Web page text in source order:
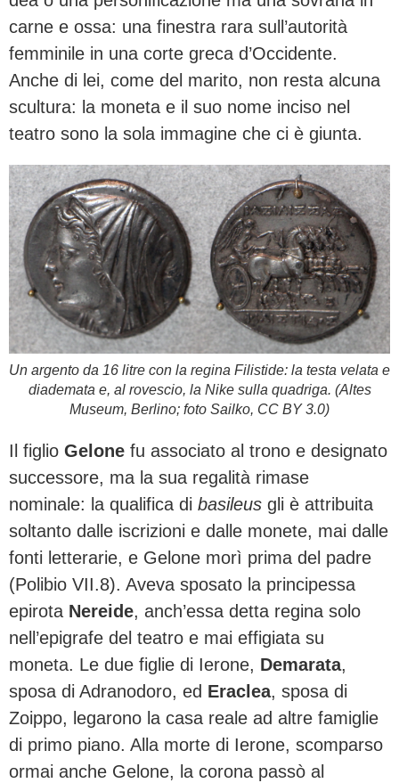
carne e ossa: una finestra rara sull’autorità
femminile in una corte greca d’Occidente.
Anche di lei, come del marito, non resta alcuna
scultura: la moneta e il suo nome inciso nel
teatro sono la sola immagine che ci è giunta.
Un argento da 16 litre con la regina Filistide: la testa velata e
diademata e, al rovescio, la Nike sulla quadriga. (Altes
Museum, Berlino; foto Sailko, CC BY 3.0)
Il figlio Gelone fu associato al trono e designato
successore, ma la sua regalità rimase
nominale: la qualifica di basileus gli è attribuita
soltanto dalle iscrizioni e dalle monete, mai dalle
fonti letterarie, e Gelone morì prima del padre
(Polibio VII.8). Aveva sposato la principessa
epirota Nereide, anch’essa detta regina solo
nell’epigrafe del teatro e mai effigiata su
moneta. Le due figlie di Ierone, Demarata,
sposa di Adranodoro, ed Eraclea, sposa di
Zoippo, legarono la casa reale ad altre famiglie
di primo piano. Alla morte di Ierone, scomparso
ormai anche Gelone, la corona passò al